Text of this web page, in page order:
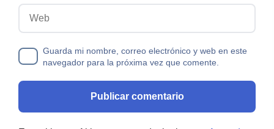
Guarda mi nombre, correo electrónico y web en este
navegador para la próxima vez que comente.